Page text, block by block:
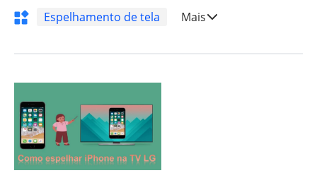
Espelhamento de tela Mais
Problemas de iOS
Desbloquear
iPhone